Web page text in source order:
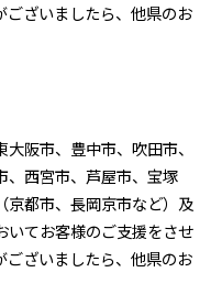
ございましたら、他県のお
阪市、豊中市、吹田市、
、西宮市、芦屋市、宝塚
京都市、長岡京市など）及
いてお客様のご支援をさせ
ございましたら、他県のお